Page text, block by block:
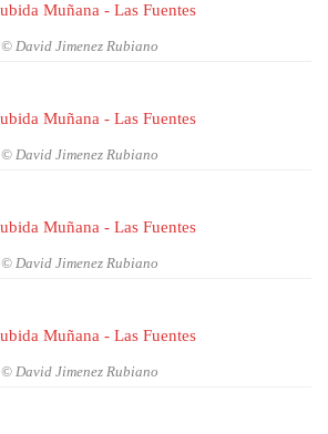
© David Jimenez Rubiano
© David Jimenez Rubiano
© David Jimenez Rubiano
© David Jimenez Rubiano